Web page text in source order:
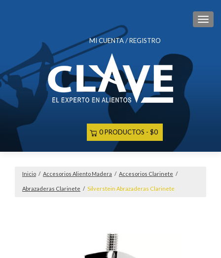
MI CUENTA / REGISTRO
0 PRODUCTOS $0
Inicio / Accesorios Aliento Madera / Accesorios Clarinete /
Abrazaderas Clarinete / Silverstein Abrazaderas Clarinete